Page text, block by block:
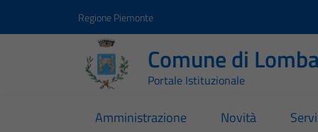
Regione Piemonte
Comune di
Portale Istituzionale
Amministrazione Novità